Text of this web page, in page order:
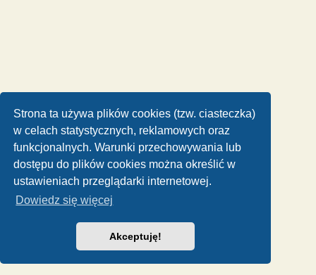
Strona ta używa plików cookies (tzw. ciasteczka)
w celach statystycznych, reklamowych oraz
funkcjonalnych. Warunki przechowywania lub
dostępu do plików cookies można określić w
ustawieniach przeglądarki internetowej.
Dowiedz się więcej
Akceptuję!